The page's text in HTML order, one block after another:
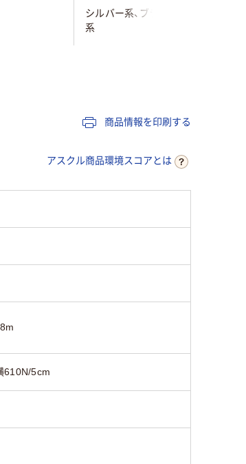
シルバー系、ブラック
系
商品情報を印刷する
アスクル商品環境スコアとは
610N/5cm